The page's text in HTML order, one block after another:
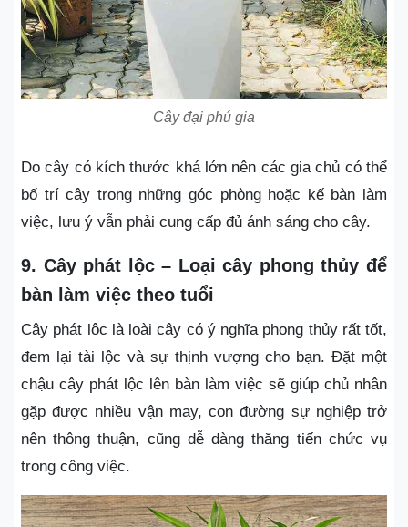
Cây đại phú gia
Do cây có kích thước khá lớn nên các gia chủ có thể
bố trí cây trong những góc phòng hoặc kế bàn làm
việc, lưu ý vẫn phải cung cấp đủ ánh sáng cho cây.
9. Cây phát lộc – Loại cây phong thủy để
bàn làm việc theo tuổi
Cây phát lộc là loài cây có ý nghĩa phong thủy rất tốt,
đem lại tài lộc và sự thịnh vượng cho bạn. Đặt một
chậu cây phát lộc lên bàn làm việc sẽ giúp chủ nhân
gặp được nhiều vận may, con đường sự nghiệp trở
nên thông thuận, cũng dễ dàng thăng tiến chức vụ
trong công việc.